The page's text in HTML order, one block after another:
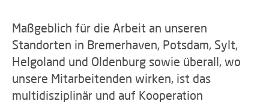
Maßgeblich für die Arbeit an unseren
Standorten in Bremerhaven, Potsdam, Sylt,
Helgoland und Oldenburg sowie überall, wo
unsere Mitarbeitenden wirken, ist das
multidisziplinär und auf Kooperation